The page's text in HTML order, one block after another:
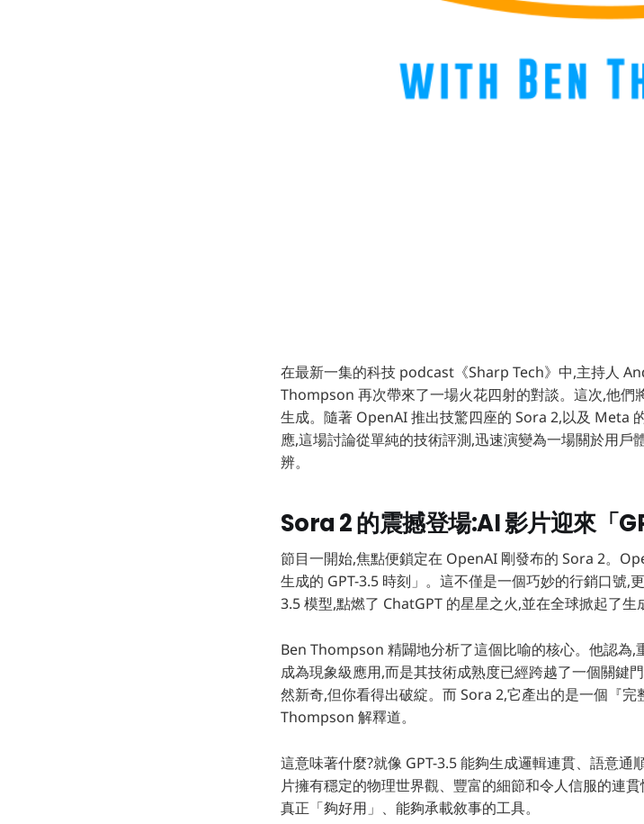
在最新一集的科技 podcast《Sharp Tech》中,主持人
Thompson 再次帶來了一場火花四射的對談。這次,他們
生成。隨著 OpenAI 推出技驚四座的 Sora 2,以及 Meta
應,這場討論從單純的技術評測,迅速演變為一場關於用戶
辨。
Sora 2 的震撼登場:AI 影片迎來「
節目一開始,焦點便鎖定在 OpenAI 剛發布的 Sora 2。
生成的 GPT-3.5 時刻」。這不僅是一個巧妙的行銷口號,
3.5 模型,點燃了 ChatGPT 的星星之火,並在全球掀起了生
Ben Thompson 精闢地分析了這個比喻的核心。他認為,
成為現象級應用,而是其技術成熟度已經跨越了一個關鍵
然新奇,但你看得出破綻。而 Sora 2,它產出的是一個『
Thompson 解釋道。
這意味著什麼?就像 GPT-3.5 能夠生成邏輯連貫、語意
片擁有穩定的物理世界觀、豐富的細節和令人信服的連
真正「夠好用」、能夠承載敘事的工具。